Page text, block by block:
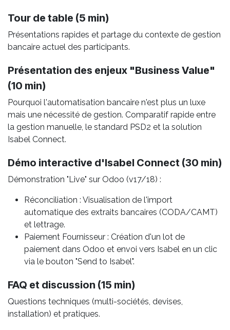
Tour de table (5 min)
Présentations rapides et partage du contexte de gestion
bancaire actuel des participants.
Présentation des enjeux "Business Value"
(10 min)
Pourquoi l'automatisation bancaire n'est plus un luxe
mais une nécessité de gestion. Comparatif rapide entre
la gestion manuelle, le standard PSD2 et la solution
Isabel Connect.
Démo interactive d'Isabel Connect (30 min)
Démonstration "Live" sur Odoo (v17/18) :
Réconciliation : Visualisation de l'import
automatique des extraits bancaires (CODA/CAMT)
et lettrage.
Paiement Fournisseur : Création d'un lot de
paiement dans Odoo et envoi vers Isabel en un clic
via le bouton "Send to Isabel".
FAQ et discussion (15 min)
Questions techniques (multi-sociétés, devises,
installation) et pratiques.